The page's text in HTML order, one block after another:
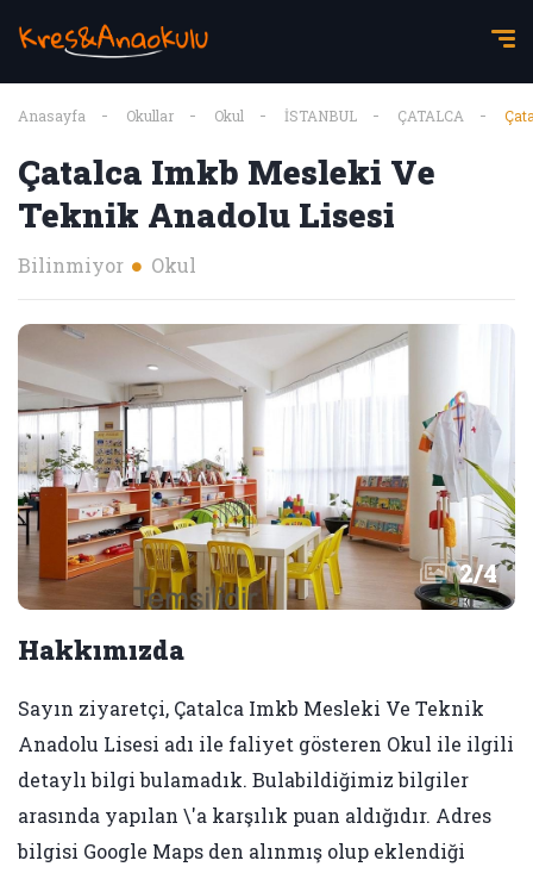
Anasayfa Okullar Okul İSTANBUL ÇATALCA
Çatalca Imkb Mesleki Ve
Teknik Anadolu Lisesi
Bilinmiyor Okul
2/4
Hakkımızda
Sayın ziyaretçi, Çatalca Imkb Mesleki Ve Teknik
Anadolu Lisesi adı ile faliyet gösteren Okul ile ilgili
detaylı bilgi bulamadık. Bulabildiğimiz bilgiler
arasında yapılan \'a karşılık puan aldığıdır. Adres
bilgisi Google Maps den alınmış olup eklendiği